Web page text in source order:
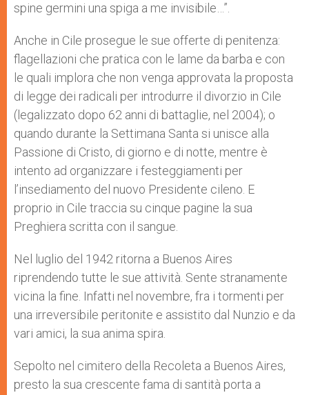
spine germini una spiga a me invisibile…”.
Anche in Cile prosegue le sue offerte di penitenza:
flagellazioni che pratica con le lame da barba e con
le quali implora che non venga approvata la proposta
di legge dei radicali per introdurre il divorzio in Cile
(legalizzato dopo 62 anni di battaglie, nel 2004); o
quando durante la Settimana Santa si unisce alla
Passione di Cristo, di giorno e di notte, mentre è
intento ad organizzare i festeggiamenti per
l’insediamento del nuovo Presidente cileno. E
proprio in Cile traccia su cinque pagine la sua
Preghiera scritta con il sangue.
Nel luglio del 1942 ritorna a Buenos Aires
riprendendo tutte le sue attività. Sente stranamente
vicina la fine. Infatti nel novembre, fra i tormenti per
una irreversibile peritonite e assistito dal Nunzio e da
vari amici, la sua anima spira.
Sepolto nel cimitero della Recoleta a Buenos Aires,
presto la sua crescente fama di santità porta a